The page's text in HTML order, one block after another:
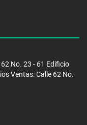
No. 23 - 61 Edificio
Ventas: Calle 62 No.